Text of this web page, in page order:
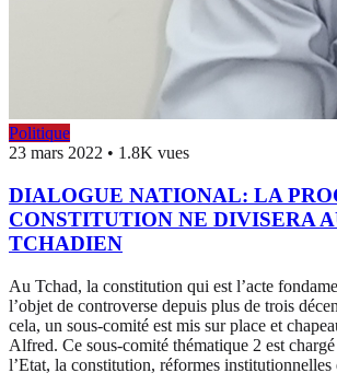
Politique
23 mars 2022 • 1.8K vues
DIALOGUE NATIONAL: LA
CONSTITUTION NE DIVISERA
TCHADIEN
Au Tchad, la constitution qui est l’acte
l’objet de controverse depuis plus de trois
cela, un sous-comité est mis sur place et
Alfred. Ce sous-comité thématique 2 est
l’Etat, la constitution, réformes institutionnelles